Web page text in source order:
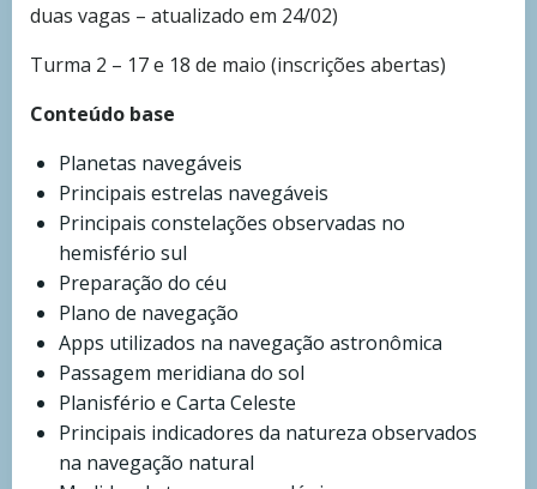
duas vagas – atualizado em 24/02)
Turma 2 – 17 e 18 de maio (inscrições abertas)
Conteúdo base
Planetas navegáveis
Principais estrelas navegáveis
Principais constelações observadas no
hemisfério sul
Preparação do céu
Plano de navegação
Apps utilizados na navegação astronômica
Passagem meridiana do sol
Planisfério e Carta Celeste
Principais indicadores da natureza observados
na navegação natural